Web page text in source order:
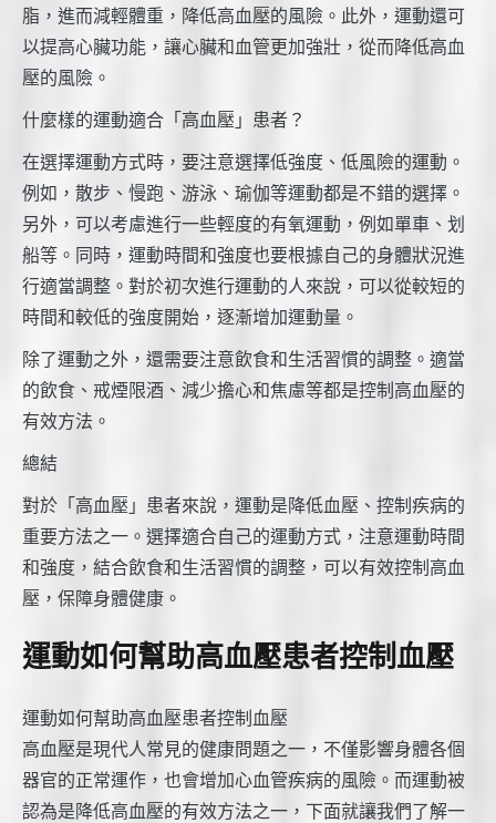
脂，進而減輕體重，降低高血壓的風險。此外，運動還可
以提高心臟功能，讓心臟和血管更加強壯，從而降低高血
壓的風險。
什麼樣的運動適合「高血壓」患者？
在選擇運動方式時，要注意選擇低強度、低風險的運動。
例如，散步、慢跑、游泳、瑜伽等運動都是不錯的選擇。
另外，可以考慮進行一些輕度的有氧運動，例如單車、划
船等。同時，運動時間和強度也要根據自己的身體狀況進
行適當調整。對於初次進行運動的人來說，可以從較短的
時間和較低的強度開始，逐漸增加運動量。
除了運動之外，還需要注意飲食和生活習慣的調整。適當
的飲食、戒煙限酒、減少擔心和焦慮等都是控制高血壓的
有效方法。
總結
對於「高血壓」患者來說，運動是降低血壓、控制疾病的
重要方法之一。選擇適合自己的運動方式，注意運動時間
和強度，結合飲食和生活習慣的調整，可以有效控制高血
壓，保障身體健康。
運動如何幫助高血壓患者控制血壓
運動如何幫助高血壓患者控制血壓
高血壓是現代人常見的健康問題之一，不僅影響身體各個
器官的正常運作，也會增加心血管疾病的風險。而運動被
認為是降低高血壓的有效方法之一，下面就讓我們了解一